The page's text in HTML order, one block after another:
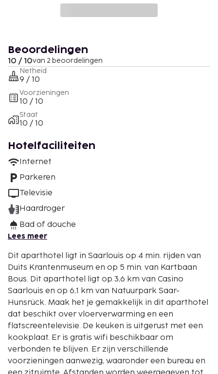
Beoordelingen
10 / 10van 2 beoordelingen
Netheid
9 / 10
Voorzieningen
10 / 10
Staat
10 / 10
Hotelfaciliteiten
Internet
Parkeren
Televisie
Haardroger
Bad of douche
Lees meer
Dit aparthotel ligt in Saarlouis op 4 min. rijden van
Duits Krantenmuseum en op 5 min. van Kartbaan
Bous. Dit aparthotel ligt op 3,6 km van Casino
Saarlouis en op 6,1 km van Natuurpark Saar-
Hunsrück. Maak het je gemakkelijk in dit aparthotel
dat beschikt over vloerverwarming en een
flatscreentelevisie. De keuken is uitgerust met een
kookplaat. Er is gratis wifi beschikbaar om
verbonden te blijven. Er zijn verschillende
voorzieningen aanwezig, waaronder een bureau en